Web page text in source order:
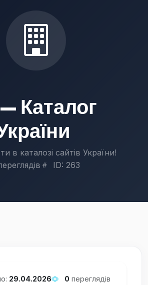
Каталог
в каталозі сайтів України!
ID: 263
29.04.2026 0 переглядів